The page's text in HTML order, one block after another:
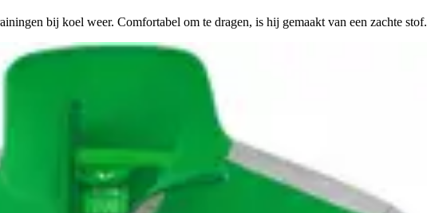
bij koel weer. Comfortabel om te dragen, is hij gemaakt van een zachte stof.